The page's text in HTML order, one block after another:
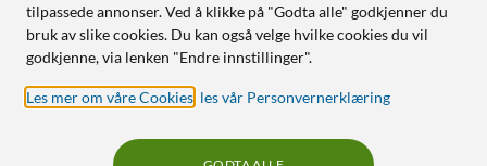
Sverige
Norge
tilpassede annonser. Ved å klikke på "Godta alle" godkjenner du
bruk av slike cookies. Du kan også velge hvilke cookies du vil
godkjenne, via lenken "Endre innstillinger".
Les mer om våre Cookies les vår Personvernerklæring